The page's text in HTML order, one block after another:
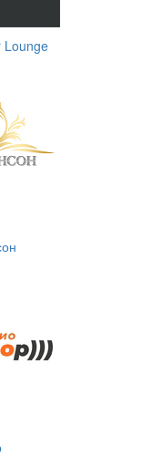
Lounge